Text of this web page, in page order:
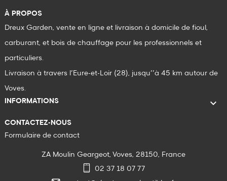
À PROPOS
Dreux Garden, vente en ligne et livraison à domicile de fioul,
carburant, et bois de chauffage pour les professionnels et
particuliers.
Livraison à travers l’Eure-et-Loir (28), jusqu’’à 45 km autour de
Voves.
INFORMATIONS

CONTACTEZ-NOUS
Formulaire de contact
ZA Moulin Geargeot, Voves, 28150, France
02 37 18 07 77